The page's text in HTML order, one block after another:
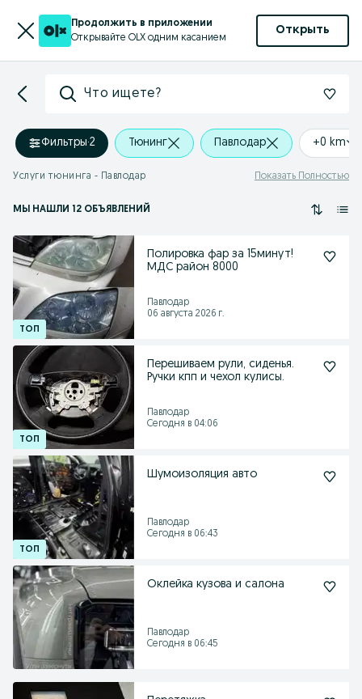
Продолжить в приложении
Открывайте OLX одним касанием
Открыть
Что ищете?
Фильтры·2 Тюнинг Павлодар +0 km
Услуги тюнинга - Павлодар Показать Полностью
МЫ НАШЛИ 12 ОБЪЯВЛЕНИЙ
Полировка фар за 15минут!
МДС район 8000
Павлодар
06 августа 2026 г.
Перешиваем рули, сиденья.
Ручки кпп и чехол кулисы.
Павлодар
Сегодня в 04:06
Шумоизоляция авто
Павлодар
Сегодня в 06:43
Оклейка кузова и салона
Павлодар
Сегодня в 06:45